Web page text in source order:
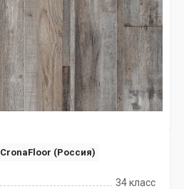
CronaFloor (Россия)
34 класс